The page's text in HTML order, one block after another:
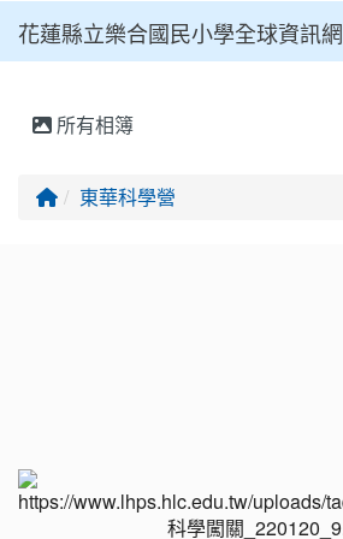
花蓮縣立樂合國民小學全球資訊網
所有相簿
回首頁
東華科學營